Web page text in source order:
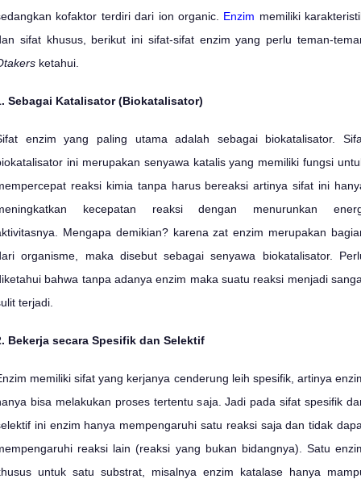
kofaktor terdiri dari ion organic. Enzim memiliki
sifat khusus, berikut ini sifat-sifat enzim yang perlu teman-
ketahui.
Sebagai Katalisator (Biokatalisator)
enzim yang paling utama adalah sebagai biokatalisator.
ini merupakan senyawa katalis yang memiliki fungsi
reaksi kimia tanpa harus bereaksi artinya sifat ini
kecepatan reaksi dengan menurunkan
Mengapa demikian? karena zat enzim merupakan
organisme, maka disebut sebagai senyawa biokatalisator.
bahwa tanpa adanya enzim maka suatu reaksi menjadi
terjadi.
Bekerja secara Spesifik dan Selektif
memiliki sifat yang kerjanya cenderung leih spesifik, artinya
bisa melakukan proses tertentu saja. Jadi pada sifat spesifik
ini enzim hanya mempengaruhi satu reaksi saja dan tidak
reaksi lain (reaksi yang bukan bidangnya). Satu
untuk satu substrat, misalnya enzim katalase hanya